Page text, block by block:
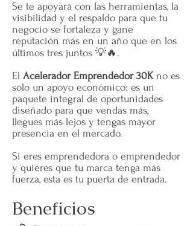
Se te apoyará con las herramientas, la
visibilidad y el respaldo para que tu
negocio se fortaleza y gane
reputación más en un año que en los
últimos tres juntos 💡🔥.
El Acelerador Emprendedor 30Kno es
solo un apoyo económico: es un
paquete integral de oportunidades
diseñado para que vendas más,
llegues más lejos y tengas mayor
presencia en el mercado.
Si eres emprendedora o emprendedor
y quieres que tu marca tenga más
fuerza, esta es tu puerta de entrada.
Beneficios